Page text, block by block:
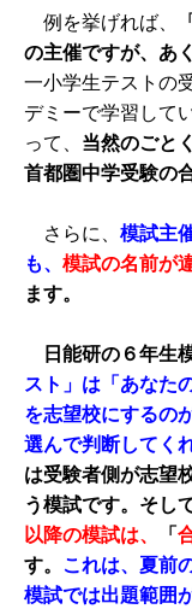
例を挙げれば、
の主催ですが、あ
一小学生テストの
デミーで学習して
って、 当然のごと
首都圏中学受験の
さらに、 模試主
も、 模試の名前が
ます。
日能研の６年生
スト」は「あなた
を志望校にするの
選んで判断してく
は受験者側が志望
う模試です。そし
以降の模試は、
「
す。 これは、夏前
模試では出題範囲